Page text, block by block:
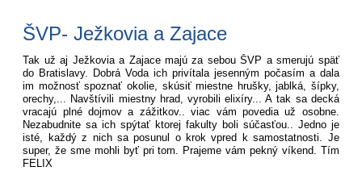
ŠVP- Ježkovia a Zajace
Tak už aj Ježkovia a Zajace majú za sebou ŠVP a smerujú späť
do Bratislavy. Dobrá Voda ich privítala jesenným počasím a dala
im možnosť spoznať okolie, skúsiť miestne hrušky, jablká, šípky,
orechy,... Navštívili miestny hrad, vyrobili elixíry... A tak sa decká
vracajú plné dojmov a zážitkov.. viac vám povedia už osobne.
Nezabudnite sa ich spýtať ktorej fakulty boli súčasťou.. Jedno je
isté, každý z nich sa posunul o krok vpred k samostatnosti. Je
super, že sme mohli byť pri tom. Prajeme vám pekný víkend. Tím
FELIX